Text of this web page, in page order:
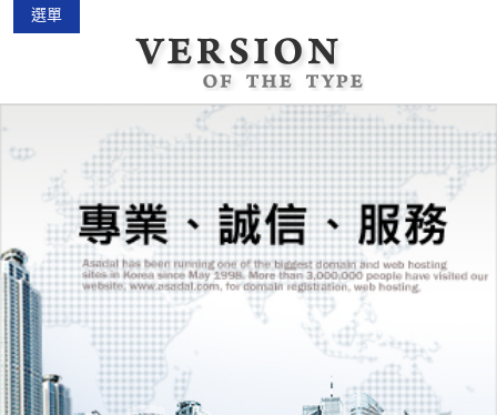
選單
2015-02-01